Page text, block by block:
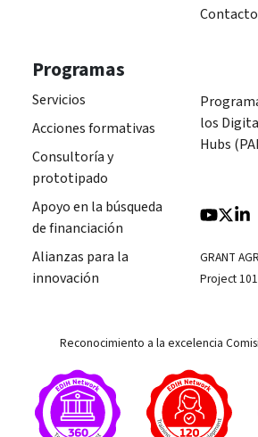
Contacto
Programas
Servicios
Acciones formativas
Consultoría y
prototipado
Apoyo en la búsqueda
de financiación
Alianzas para la
innovación
los
Hubs
GRANT
Project
Reconocimiento a la excelencia